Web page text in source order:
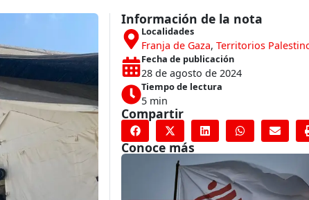
Información de la nota
Localidades
Franja de Gaza, Territorios
Fecha de publicación
28 de agosto de 2024
Tiempo de lectura
5 min
Compartir
Conoce más